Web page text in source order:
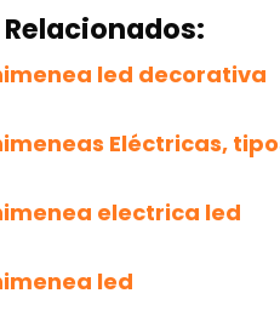
led decorativa
Eléctricas,
electrica led
led